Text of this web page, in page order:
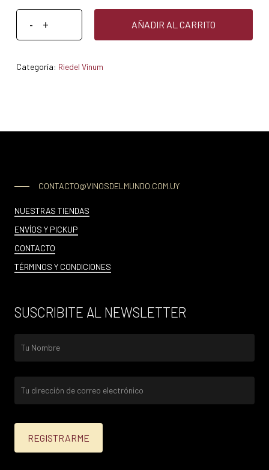
AÑADIR AL CARRITO
Categoría: Riedel Vinum
CONTACTO@VINOSDELMUNDO.COM.UY
NUESTRAS TIENDAS
ENVÍOS Y PICKUP
CONTACTO
TÉRMINOS Y CONDICIONES
SUSCRIBITE AL NEWSLETTER